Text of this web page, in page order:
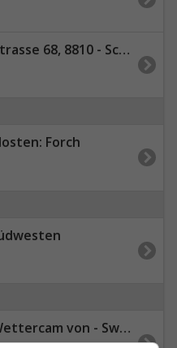
68, 8810 - Schweiz
Forch
- Switzerland) Blickrichtung Süd